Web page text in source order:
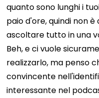
quanto sono lunghi i
paio d'ore, quindi non
ascoltare tutto in una
Beh, e ci vuole
realizzarlo, ma penso
convincente
interessante nel